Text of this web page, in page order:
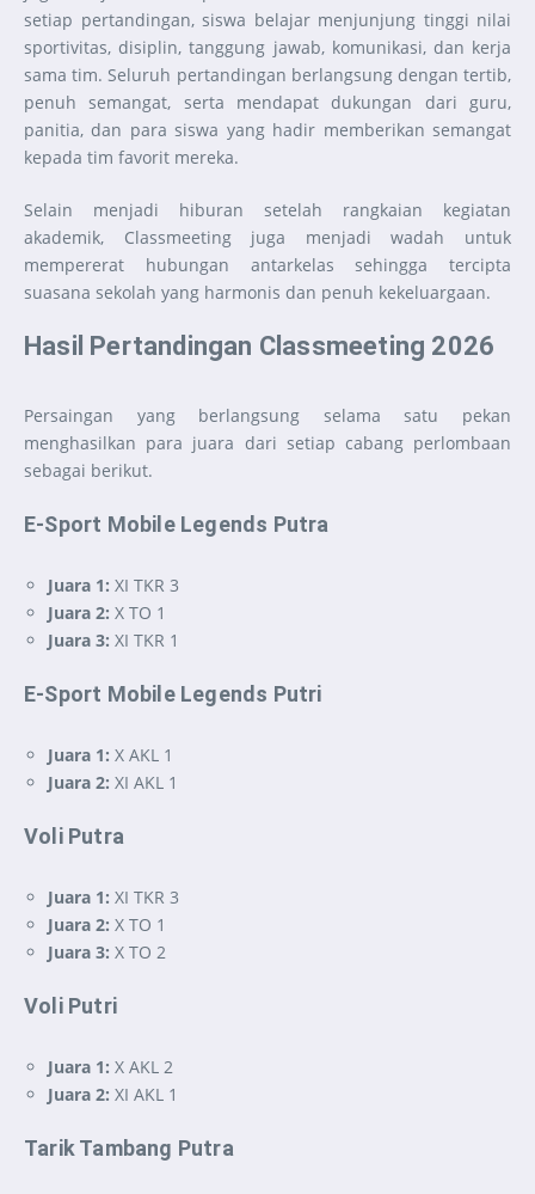
setiap pertandingan, siswa belajar menjunjung tinggi nilai
sportivitas, disiplin, tanggung jawab, komunikasi, dan kerja
sama tim. Seluruh pertandingan berlangsung dengan tertib,
penuh semangat, serta mendapat dukungan dari guru,
panitia, dan para siswa yang hadir memberikan semangat
kepada tim favorit mereka.
Selain menjadi hiburan setelah rangkaian kegiatan
akademik, Classmeeting juga menjadi wadah untuk
mempererat hubungan antarkelas sehingga tercipta
suasana sekolah yang harmonis dan penuh kekeluargaan.
Hasil Pertandingan Classmeeting 2026
Persaingan yang berlangsung selama satu pekan
menghasilkan para juara dari setiap cabang perlombaan
sebagai berikut.
E-Sport Mobile Legends Putra
Juara 1: XI TKR 3
Juara 2: X TO 1
Juara 3: XI TKR 1
E-Sport Mobile Legends Putri
Juara 1: X AKL 1
Juara 2: XI AKL 1
Voli Putra
Juara 1: XI TKR 3
Juara 2: X TO 1
Juara 3: X TO 2
Voli Putri
Juara 1: X AKL 2
Juara 2: XI AKL 1
Tarik Tambang Putra